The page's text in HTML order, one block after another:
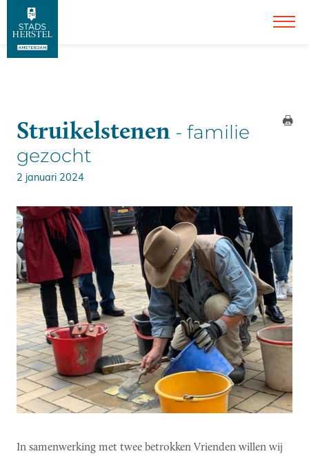
Struikelstenen - familie
gezocht
2 januari 2024
In samenwerking met twee betrokken Vrienden willen wij